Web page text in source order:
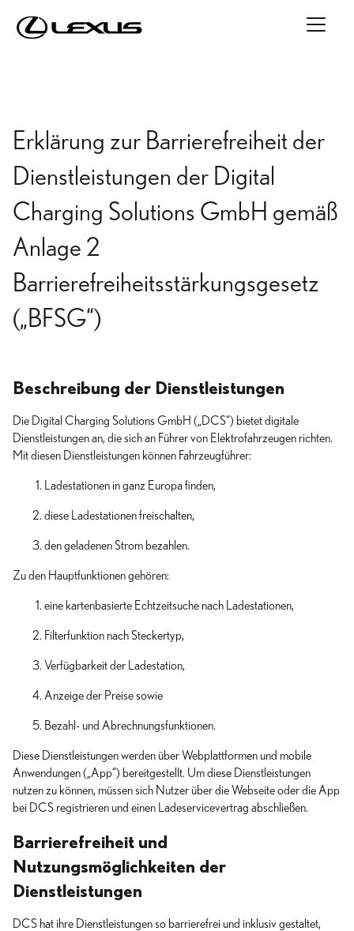
Erklärung zur Barrierefreiheit der
Dienstleistungen der Digital
Charging Solutions GmbH gemäß
Anlage 2
Barrierefreiheitsstärkungsgesetz
(„BFSG“)
Beschreibung der Dienstleistungen
Die Digital Charging Solutions GmbH („DCS“) bietet digitale
Dienstleistungen an, die sich an Führer von Elektrofahrzeugen richten.
Mit diesen Dienstleistungen können Fahrzeugführer:
Ladestationen in ganz Europa finden,
diese Ladestationen freischalten,
den geladenen Strom bezahlen.
Zu den Hauptfunktionen gehören:
eine kartenbasierte Echtzeitsuche nach Ladestationen,
Filterfunktion nach Steckertyp,
Verfügbarkeit der Ladestation,
Anzeige der Preise sowie
Bezahl- und Abrechnungsfunktionen.
Diese Dienstleistungen werden über Webplattformen und mobile
Anwendungen („App“) bereitgestellt. Um diese Dienstleistungen
nutzen zu können, müssen sich Nutzer über die Webseite oder die App
bei DCS registrieren und einen Ladeservicevertrag abschließen.
Barrierefreiheit und
Nutzungsmöglichkeiten der
Dienstleistungen
DCS hat ihre Dienstleistungen so barrierefrei und inklusiv gestaltet,